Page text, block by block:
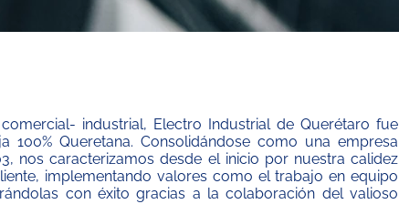
industrial, Electro Industrial de Querétaro fue
Queretana. Consolidándose como una empresa
nos caracterizamos desde el inicio por nuestra calidez
implementando valores como el trabajo en equipo
con éxito gracias a la colaboración del valioso